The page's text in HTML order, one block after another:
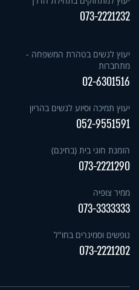
073-2221232
יעוץ לנשים בטהרת המשפחה -
מתחברות
02-6301516
יעוץ תמיכה וסיוע לנשים בהריון
052-9551591
הזמנת חוגי בית (בחינם)
073-2221290
ממיר צופיה
073-3333333
נופשים וסמינרים בחו"ל
073-2221202